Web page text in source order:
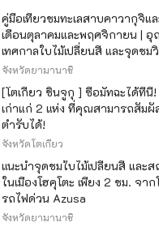
คู่มือเที่ยวชมทะเลสาบคาวากุจิแ
เดือนตุลาคมและพฤศจิกายน | อุ
เทศกาลใบไม้เปลี่ยนสี และจุดชม
จังหวัดยามานาชิ
[โตเกียว ชินจูกุ ] ซื้อมัทฉะได้ที่
เก่าแก่ 2 แห่ง ที่คุณสามารถสัม
ตำรับได้!
จังหวัดโตเกียว
แนะนำจุดชมใบไม้เปลี่ยนสี และ
ในเมืองโฮคุโตะ เพียง 2 ชม. จาก
รถไฟด่วน Azusa
จังหวัดยามานาชิ